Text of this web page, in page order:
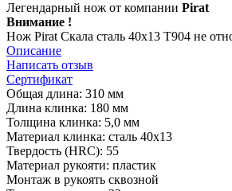
Легендарный нож от компании Pirat
Внимание !
Нож Pirat Скала сталь 40х13 T904 не
Описание
Написать отзыв
Сертификат
Общая длина: 310 мм
Длина клинка: 180 мм
Толщина клинка: 5,0 мм
Материал клинка: сталь 40х13
Твердость (HRC): 55
Материал рукояти: пластик
Монтаж в рукоять сквозной